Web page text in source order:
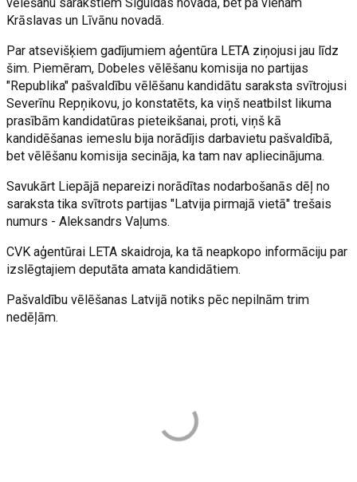
Krāslavas un Līvānu novadā.
Par atsevišķiem gadījumiem aģentūra LETA ziņojusi jau līdz
šim. Piemēram, Dobeles vēlēšanu komisija no partijas
"Republika" pašvaldību vēlēšanu kandidātu saraksta svītrojusi
Severīnu Repņikovu, jo konstatēts, ka viņš neatbilst likuma
prasībām kandidatūras pieteikšanai, proti, viņš kā
kandidēšanas iemeslu bija norādījis darbavietu pašvaldībā,
bet vēlēšanu komisija secināja, ka tam nav apliecinājuma.
Savukārt Liepājā nepareizi norādītas nodarbošanās dēļ no
saraksta tika svītrots partijas "Latvija pirmajā vietā" trešais
numurs - Aleksandrs Vaļums.
CVK aģentūrai LETA skaidroja, ka tā neapkopo informāciju par
izslēgtajiem deputāta amata kandidātiem.
Pašvaldību vēlēšanas Latvijā notiks pēc nepilnām trim
nedēļām.